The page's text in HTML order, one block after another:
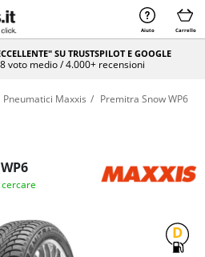
Aiuto Carrello
SU TRUSTSPILOT E GOOGLE
voto medio / 4.000+ recensioni
Pneumatici Maxxis
Premitra Snow WP6
D